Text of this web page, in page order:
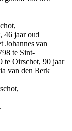
46 jaar oud
Johannes van
te Sint-
te Oirschot, 90 jaar
van den Berk